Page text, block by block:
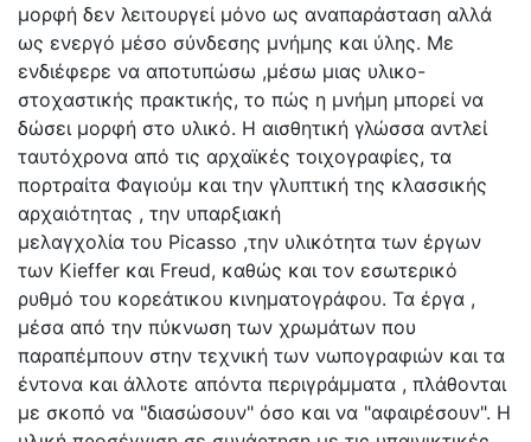
μορφή δεν λειτουργεί μόνο ως αναπαράσταση αλλά
ως ενεργό μέσο σύνδεσης μνήμης και ύλης. Με
ενδιέφερε να αποτυπώσω ,μέσω μιας υλικο-
στοχαστικής πρακτικής, το πώς η μνήμη μπορεί να
δώσει μορφή στο υλικό. Η αισθητική γλώσσα αντλεί
ταυτόχρονα από τις αρχαϊκές τοιχογραφίες, τα
πορτραίτα Φαγιούμ και την γλυπτική της κλασσικής
αρχαιότητας , την υπαρξιακή
μελαγχολία του Picasso ,την υλικότητα των έργων
των Kieffer και Freud, καθώς και τον εσωτερικό
ρυθμό του κορεάτικου κινηματογράφου. Τα έργα ,
μέσα από την πύκνωση των χρωμάτων που
παραπέμπουν στην τεχνική των νωπογραφιών και τα
έντονα και άλλοτε απόντα περιγράμματα , πλάθονται
με σκοπό να "διασώσουν" όσο και να "αφαιρέσουν". Η